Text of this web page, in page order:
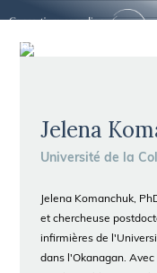
Jelena
Université de la
Jelena Komanchuk,
et chercheuse
infirmières de
dans l'Okanagan. Avec